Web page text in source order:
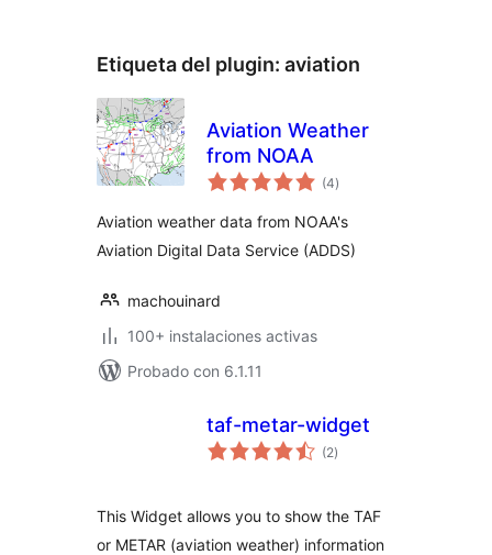
Etiqueta del plugin: aviation
Aviation Weather
from NOAA
(4total
de
)
Aviation weather data from NOAA's
Aviation Digital Data Service (ADDS)
machouinard
100+ instalaciones activas
Probado con 6.1.11
taf-metar-widget
(2total
de
)
This Widget allows you to show the TAF
or METAR (aviation weather) information